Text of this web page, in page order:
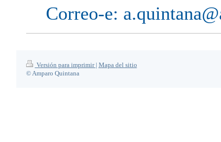
Correo-e:
Versión para imprimir Mapa del sitio
© Amparo Quintana